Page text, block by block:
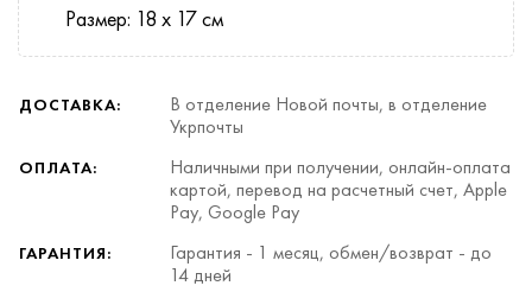
Размер: 18 х 17 см
ДОСТАВКА:
В отделение Новой почты, в отделение
Укрпочты
ОПЛАТА:
Наличными при получении, онлайн-оплата
картой, перевод на расчетный счет, Apple
Pay, Google Pay
ГАРАНТИЯ:
Гарантия - 1 месяц, обмен/возврат - до
14 дней